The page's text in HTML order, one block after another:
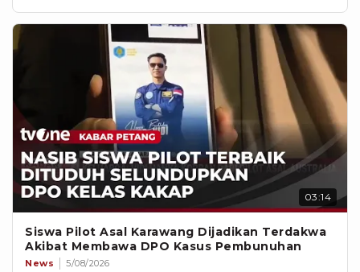
03:14
Siswa Pilot Asal Karawang Dijadikan Terdakwa
Akibat Membawa DPO Kasus Pembunuhan
News 5/08/2026